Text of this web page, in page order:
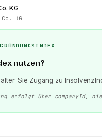
KG
Co. KG
nutzen?
Sie Zugang zu
erfolgt über companyId,